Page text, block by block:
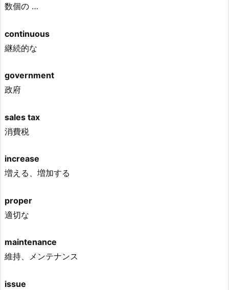
数個の …
continuous
継続的な
government
政府
sales tax
消費税
increase
増える、増加する
proper
適切な
maintenance
維持、メンテナンス
issue